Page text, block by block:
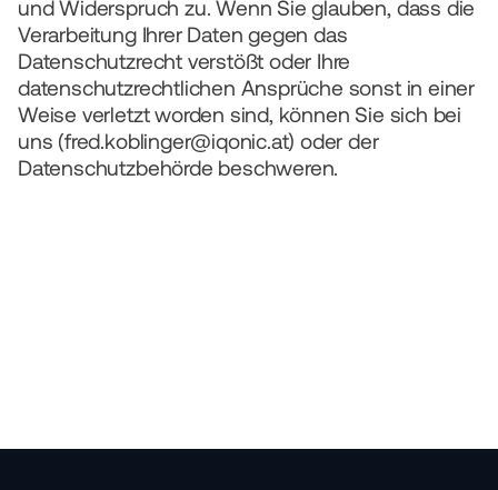
und Widerspruch zu. Wenn Sie glauben, dass die
Verarbeitung Ihrer Daten gegen das
Datenschutzrecht verstößt oder Ihre
datenschutzrechtlichen Ansprüche sonst in einer
Weise verletzt worden sind, können Sie sich bei
uns (fred.koblinger@iqonic.at) oder der
Datenschutzbehörde beschweren.